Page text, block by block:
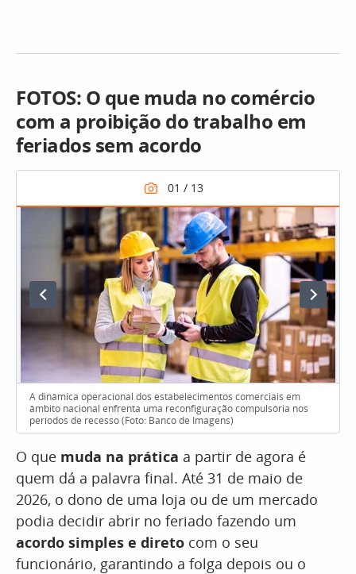
FOTOS: O que muda no comércio
com a proibição do trabalho em
feriados sem acordo
A dinâmica operacional dos estabelecimentos comerciais em
âmbito nacional enfrenta uma reconfiguração compulsória nos
períodos de recesso (Foto: Banco de Imagens)
O que muda na prática a partir de agora é
quem dá a palavra final. Até 31 de maio de
2026, o dono de uma loja ou de um mercado
podia decidir abrir no feriado fazendo um
acordo simples e direto com o seu
funcionário, garantindo a folga depois ou o